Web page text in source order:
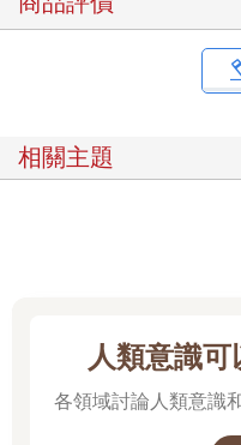
相關主題
人類意識可
各領域討論人類意識